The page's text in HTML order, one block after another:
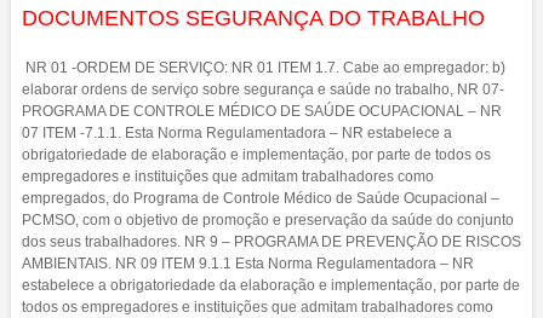
DOCUMENTOS SEGURANÇA DO TRABALHO
NR 01 -ORDEM DE SERVIÇO: NR 01 ITEM 1.7. Cabe ao empregador: b)
elaborar ordens de serviço sobre segurança e saúde no trabalho, NR 07-
PROGRAMA DE CONTROLE MÉDICO DE SAÚDE OCUPACIONAL – NR
07 ITEM -7.1.1. Esta Norma Regulamentadora – NR estabelece a
obrigatoriedade de elaboração e implementação, por parte de todos os
empregadores e instituições que admitam trabalhadores como
empregados, do Programa de Controle Médico de Saúde Ocupacional –
PCMSO, com o objetivo de promoção e preservação da saúde do conjunto
dos seus trabalhadores. NR 9 – PROGRAMA DE PREVENÇÃO DE RISCOS
AMBIENTAIS. NR 09 ITEM 9.1.1 Esta Norma Regulamentadora – NR
estabelece a obrigatoriedade da elaboração e implementação, por parte de
todos os empregadores e instituições que admitam trabalhadores como